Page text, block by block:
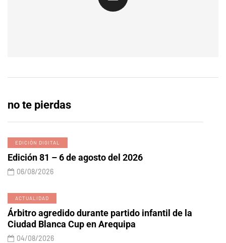
no te pierdas
EDICIÓN DIGITAL
Edición 81 – 6 de agosto del 2026
06/08/2026
ACTUALIDAD
Árbitro agredido durante partido infantil de la
Ciudad Blanca Cup en Arequipa
04/08/2026